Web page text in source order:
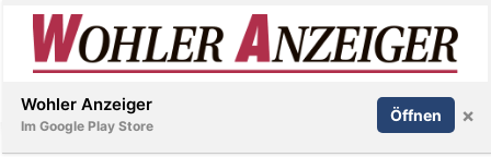
Inserieren Abonnieren Anmelden
Wohler Anzeiger
Im Google Play Store
Öffnen ×